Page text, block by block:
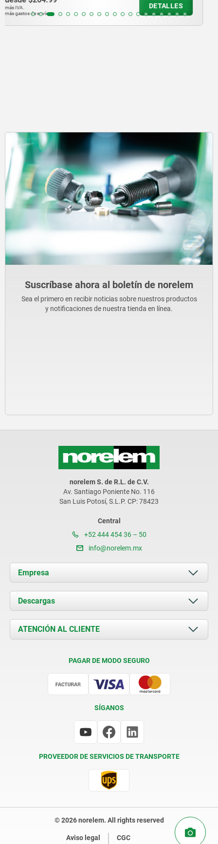
más IVA.
más gastos de envío
DETALLES
Suscríbase ahora al boletín de norelem
Sea el primero en recibir noticias sobre nuestros productos
y notificaciones de nuestra tienda en línea.
norelem S. de R.L. de C.V.
Av. Santiago Poniente No. 116
San Luis Potosí, S.L.P. CP: 78423
Central
+52 444 454 36 – 50
info@norelem.mx
Empresa
Acerca de nosotros
Novedades
Contacto
Descargas
Documents
ATENCIÓN AL CLIENTE
PAGAR DE MODO SEGURO
SÍGANOS
PROVEEDOR DE SERVICIOS DE TRANSPORTE
© 2026 norelem. All rights reserved
Aviso legal
CGC